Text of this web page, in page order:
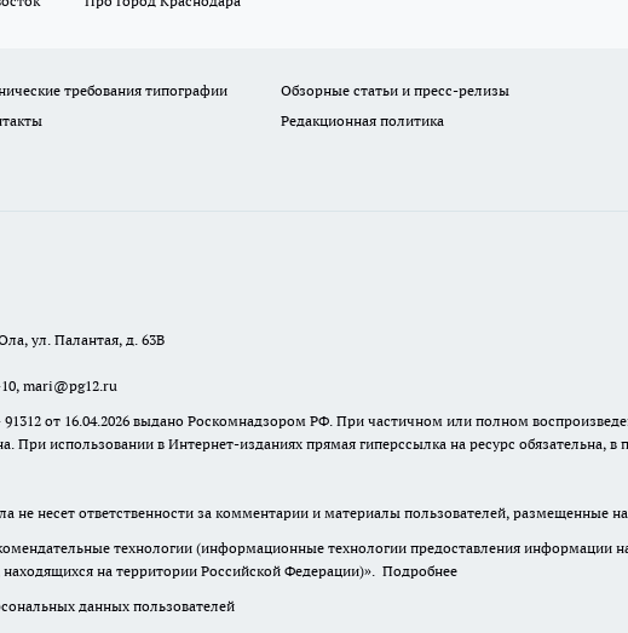
требования типографии
Обзорные статьи и пресс-релизы
Редакционная политика
ул. Палантая, д. 63В
mari@pg12.ru
от 16.04.2026 выдано Роскомнадзором РФ. При частичном или полном
При использовании в Интернет-изданиях прямая гиперссылка на ресурс обязательна,
не несет ответственности за комментарии и материалы пользователей, размещенные
технологии (информационные технологии предоставления информации
на территории Российской Федерации)». Подробнее
данных пользователей